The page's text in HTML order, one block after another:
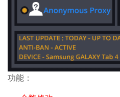
功能：